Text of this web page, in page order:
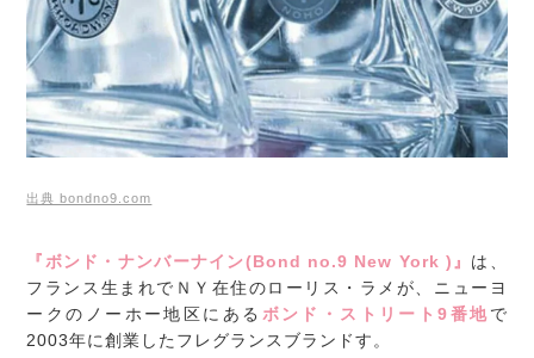
出典 bondno9.com
『ボンド・ナンバーナイン(Bond no.9 New York )』 は、
フランス生まれでＮＹ在住のローリス・ラメが、ニューヨ
ークのノーホー地区にある ボンド・ストリート9番地で
2003年に創業したフレグランスブランドす。